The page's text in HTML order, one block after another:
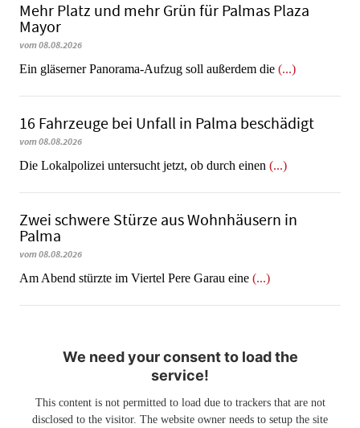
Mehr Platz und mehr Grün für Palmas Plaza
Mayor
vom 08.08.2026
Ein gläserner Panorama-Aufzug soll außerdem die (...)
16 Fahrzeuge bei Unfall in Palma beschädigt
vom 08.08.2026
Die Lokalpolizei untersucht jetzt, ob durch einen (...)
Zwei schwere Stürze aus Wohnhäusern in
Palma
vom 08.08.2026
Am Abend stürzte im Viertel Pere Garau eine (...)
We need your consent to load the
service!
This content is not permitted to load due to trackers that are not
disclosed to the visitor. The website owner needs to setup the site